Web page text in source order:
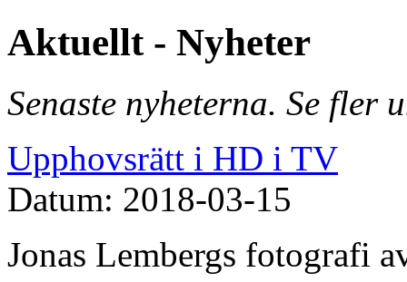
Aktuellt - Nyheter
Senaste nyheterna. Se
Upphovsrätt i HD i TV
Datum: 2018-03-15
Jonas Lembergs fotografi